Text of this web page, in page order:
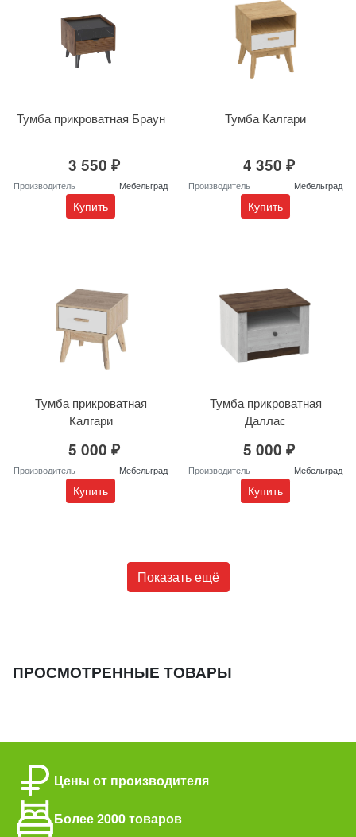
Тумба прикроватная Браун
3 550 ₽
Производитель Мебельград
Купить
Тумба Калгари
4 350 ₽
Производитель Мебельград
Купить
Тумба прикроватная
Калгари
5 000 ₽
Производитель Мебельград
Купить
Тумба прикроватная
Даллас
5 000 ₽
Производитель Мебельград
Купить
Показать ещё
ПРОСМОТРЕННЫЕ ТОВАРЫ
Цены от производителя
Более 2000 товаров